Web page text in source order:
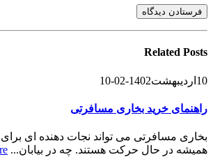
Related Posts
10 اردیبهشت1402-02-10
راهنمای خرید بخاری مسافرتی
بخاری مسافرتی می تواند نجات دهنده ای
همیشه در حال حرکت هستند. چه در بیابان...